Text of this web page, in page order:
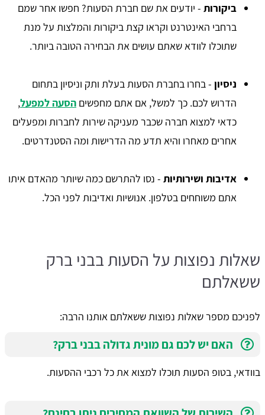
ביקורות - יודעים את שם חברת הסעות? חפשו אחר שמם
ברחבי האינטרנט וקראו קצת ביקורות והמלצות על מנת
שתוכלו לוודא שאתם עושים את הבחירה הטובה ביותר.
ניסיון - בחרו בחברת הסעות בעלת ותק וניסיון בתחום
הדרוש לכם. כך למשל, אם אתם מחפשים הסעה למפעל,
כדאי למצוא חברה שכבר מעניקה שירות לחברות ומפעלים
אחרים מאחרו והיא תדע מה הדרישות ומה הסטנדרטים.
אדיבות ושירותיות - נסו להתרשם כמה שיותר מהאדם איתו
אתם משוחחים בטלפון. אנושיות ואדיבות לפני הכל.
שאלות נפוצות על הסעות בבני ברק
ששאלתם
לפניכם מספר שאלות נפוצות ששאלתם אותנו הרבה:
האם יש לכם גם מונית גדולה בבני ברק?
בוודאי, בטופ הסעות תוכלו למצוא את כל רכבי ההסעות.